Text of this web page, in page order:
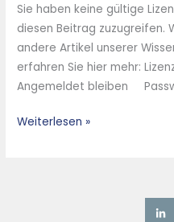
Sie haben keine gültige
diesen Beitrag zuzugreifen.
andere Artikel unserer
erfahren Sie hier mehr:
Angemeldet bleiben
with
Optimized
Interfaces
–
The
Total
Weiterlesen »